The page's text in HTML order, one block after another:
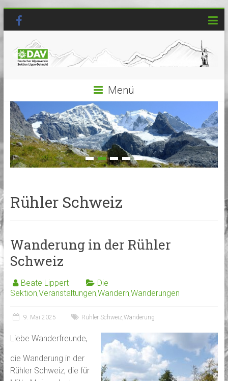
Menü
Rühler Schweiz
Wanderung in der Rühler
Schweiz
Beate Lippert
Die
Sektion,Veranstaltungen,Wandern,Wanderungen
9. Mai 2025 Rühler Schweiz, Wanderung
Liebe Wanderfreunde,
die Wanderung in der
Rühler Schweiz, die für